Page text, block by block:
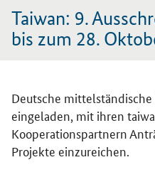
Taiwan: 9.
bis zum 28.
Deutsche
eingeladen, mit ihren
Kooperationspartnern
Projekte einzureichen.